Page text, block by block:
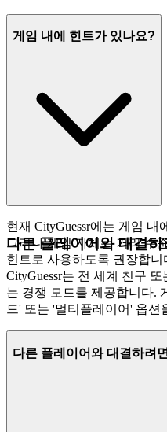
게임 내에 힌트가 있나요?
현재 CityGuessr에는 게임
그러나 게임 자체는 거리 수
힌트로 사용하도록 권장합니
다른 플레이어와 대결
CityGuessr는 전 세계 친구
는 경쟁 모드를 제공합니다.
드' 또는 '멀티플레이어' 옵션
다른 플레이어와 대결하려